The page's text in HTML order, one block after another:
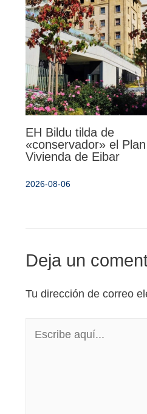
EH Bildu tilda de
«conservador» el
Vivienda de Eibar
2026-08-06
Deja un
Tu dirección de correo